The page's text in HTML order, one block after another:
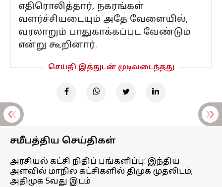
எதிரொலித்தார், நகரங்கள்
வளர்ச்சியடையும் அதே வேளையில்,
வரலாறும் பாதுகாக்கப்பட வேண்டும்
என்று கூறினார்.
செய்தி இத்துடன் முடிவடைந்தது
சமீபத்திய செய்திகள்
அரசியல் கட்சி நிதிப் பங்களிப்பு: இந்திய
அளவில் மாநில கட்சிகளில் திமுக முதலிடம்;
அதிமுக 5வது இடம்